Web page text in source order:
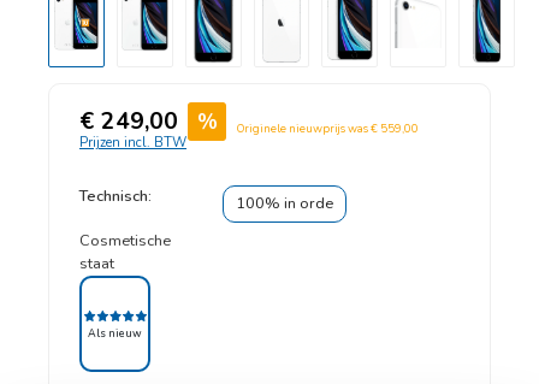
Verkoopprijs:
€ 249,00 % Originele nieuwprijs wasNormale prijs:
€ 559,00
Prijzen incl. BTW
Technisch:
100% in orde
Cosmetische
staat
Als nieuwAls nieuw